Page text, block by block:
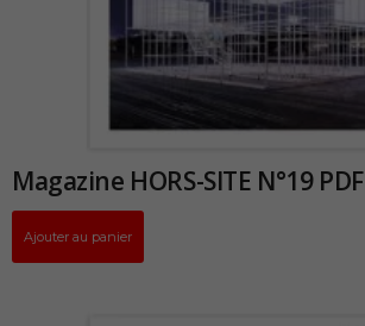
Magazine HORS-SITE N°19 PDF
Ajouter au panier